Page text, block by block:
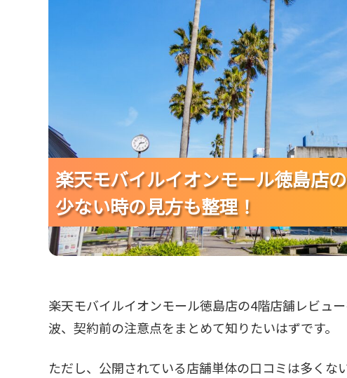
楽天モバイルイオンモール徳島店
少ない時の見方も整理！
楽天モバイルイオンモール徳島店
少ない時の見方も整理！
楽天モバイルイオンモール徳島店
少ない時の見方も整理！
楽天モバイルイオンモール徳島店の4階店舗レビュ
波、契約前の注意点をまとめて知りたいはずです。
ただし、公開されている店舗単体の口コミは多く